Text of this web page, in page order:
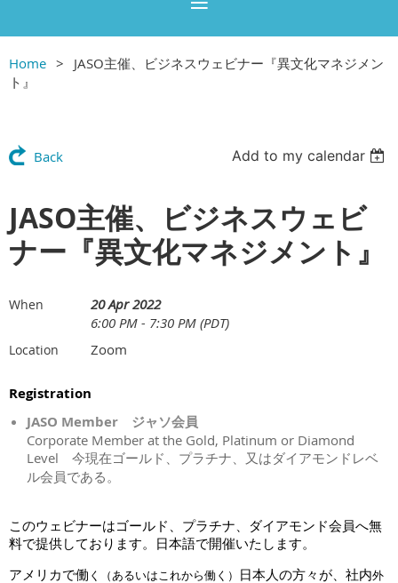
Home
JASO主催、ビジネスウェビナー『異文化マネジメン
ト』
Back Add to my calendar
JASO主催、ビジネスウェビ
ナー『異文化マネジメント』
When
20 Apr 2022
6:00 PM - 7:30 PM (PDT)
Location Zoom
Registration
JASO Member ジャソ会員
Corporate Member at the Gold, Platinum or Diamond
Level 今現在ゴールド、プラチナ、又はダイアモンドレベ
ル会員である。
このウェビナーはゴールド、プラチナ、ダイアモンド会員へ無
料で提供しております。日本語で開催いたします。
アメリカで働 く（あるいはこれから働く） 日本人の方々が、社内外